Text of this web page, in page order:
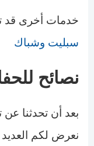
خدمات أخرى قد
سبليت وشباك
نصائح
بعد أن تحدثنا
نعرض لكم